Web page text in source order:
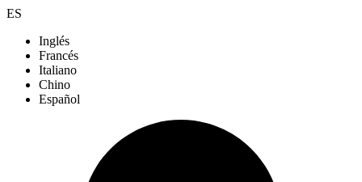
ES
Inglés
Francés
Italiano
Chino
Español